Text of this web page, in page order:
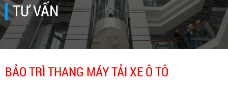
TƯ VẤN
BẢO TRÌ THANG MÁY TẢI XE Ô TÔ